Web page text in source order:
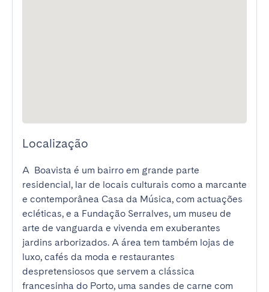
Localização
A  Boavista é um bairro em grande parte
residencial, lar de locais culturais como a marcante
e contemporânea Casa da Música, com actuações
ecléticas, e a Fundação Serralves, um museu de
arte de vanguarda e vivenda em exuberantes
jardins arborizados. A área tem também lojas de
luxo, cafés da moda e restaurantes
despretensiosos que servem a clássica
francesinha do Porto, uma sandes de carne com